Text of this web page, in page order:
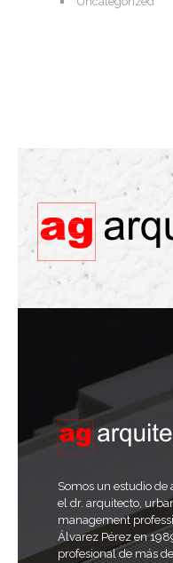
Somos un estudio
el dr. arquitecto,
management
Álvarez Pérez en
profesional de más